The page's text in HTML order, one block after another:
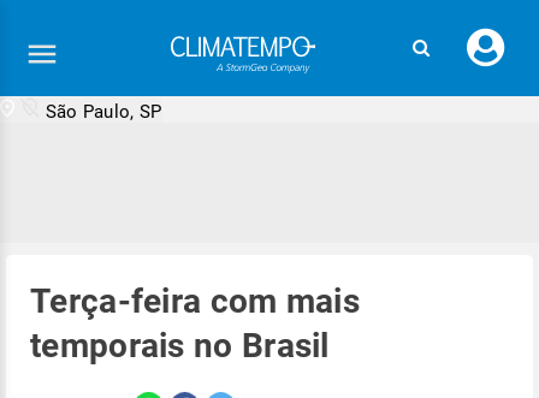
seu
São Paulo, SP
Terça-feira com mais
temporais no Brasil